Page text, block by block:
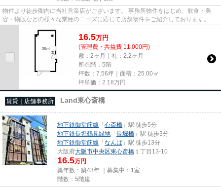
物件より徒歩圏内に当社営業店がございます。 事務所物件をはじめ、飲食・美
容・物販などの様々な業種のニーズに応じて店舗物件をご紹介しております。
尚、弊社ではおとり広告は一切...
16.5万円
(管理費・共益費 11,000円)
敷：2ヶ月｜礼：2.2ヶ月
所在階：5階
坪数：7.56坪｜面積：25.00㎡
坪単価： 2.18万円
賃貸｜店舗事務所 Land東心斎橋
地下鉄御堂筋線 「心斎橋 」駅 徒歩5分
地下鉄長堀鶴見緑地 「長堀橋 」駅 徒歩3分
地下鉄御堂筋線 「なんば 」駅 徒歩13分
大阪府大阪市中央区東心斎橋 １丁目13-10
16.5万円
築年数：築43年 ｜募集中： 1室
階数：5階建